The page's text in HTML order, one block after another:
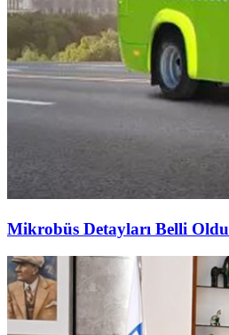
Mikrobüs Detayları Belli Oldu